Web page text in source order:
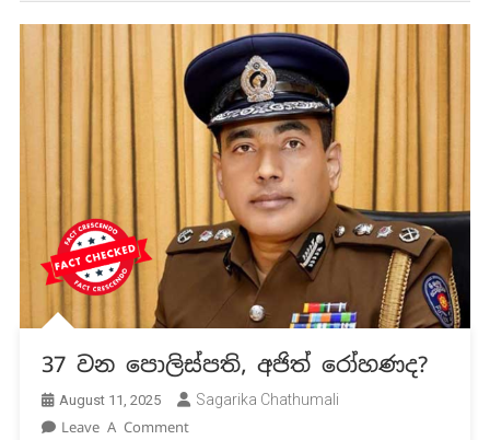
37 වන පොලිස්පති, අජිත් රෝහණද?
August 11, 2025 Sagarika Chathumali
Leave A CommentOn